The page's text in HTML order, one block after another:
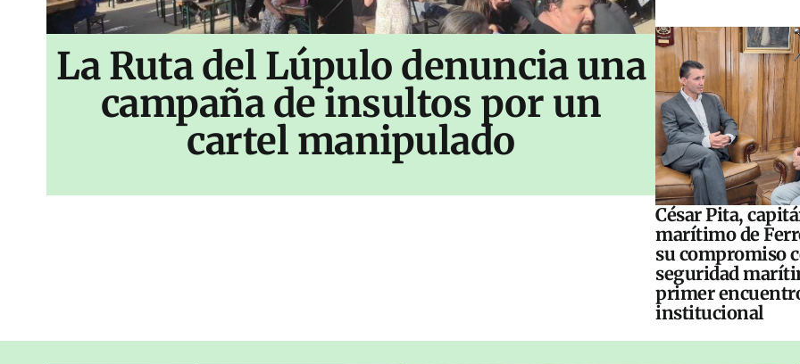
La Ruta del Lúpulo denuncia una
campaña de insultos por un
cartel manipulado
César Pita,
marítimo de
su compromiso
seguridad
primer
institucional